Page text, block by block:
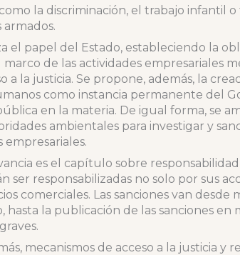
la discriminación, el trabajo infantil o
el papel del Estado, estableciendo la
de las actividades empresariales
a la justicia. Se propone, además, la
como instancia permanente del
en la materia. De igual forma, se
ambientales para investigar y
empresariales.
es el capítulo sobre
ser responsabilizadas no solo por sus
comerciales. Las sanciones van
hasta la publicación de las sanciones
mecanismos de acceso a la justicia y